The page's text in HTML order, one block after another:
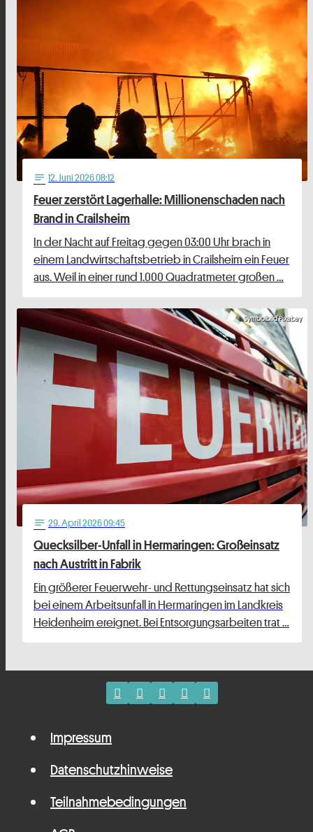
notes 12. Juni 2026 08:12
Feuer zerstört Lagerhalle: Millionenschaden nach
Brand in Crailsheim
In der Nacht auf Freitag gegen 03:00 Uhr brach in
einem Landwirtschaftsbetrieb in Crailsheim ein Feuer
aus. Weil in einer rund 1.000 Quadratmeter großen …
Symbolbild Pixabay
notes 29. April 2026 09:45
Quecksilber-Unfall in Hermaringen: Großeinsatz
nach Austritt in Fabrik
Ein größerer Feuerwehr- und Rettungseinsatz hat sich
bei einem Arbeitsunfall in Hermaringen im Landkreis
Heidenheim ereignet. Bei Entsorgungsarbeiten trat …
Impressum
Datenschutzhinweise
Teilnahmebedingungen